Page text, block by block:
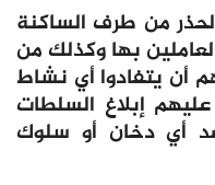
من طرف الساكنة
العاملين بها وكذلك من
أن يتفادوا أي نشاط
إبلاغ السلطات
أي دخان أو سلوك